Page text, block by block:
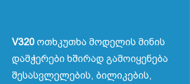
V320 ოთხკუთხა მოდელის მინის
დამჭერები ხშირად გამოიყენება
შესასვლელების, ბილიკების,